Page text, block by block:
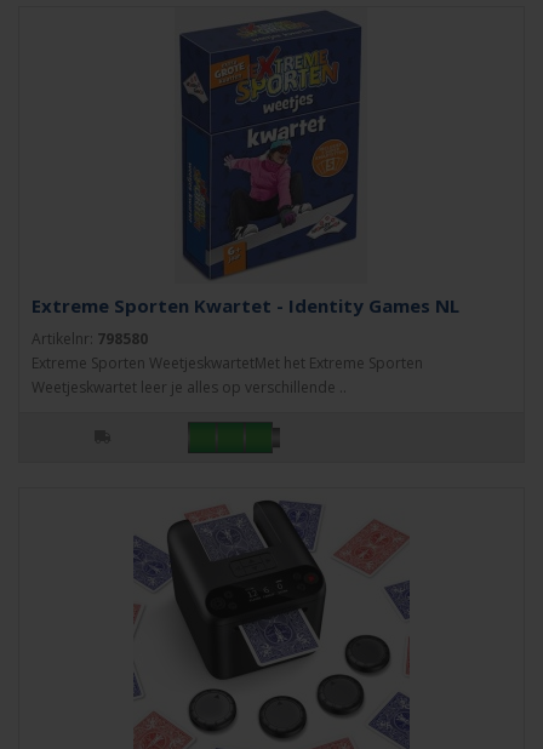
Extreme Sporten Kwartet - Identity Games NL
Artikelnr: 798580
Extreme Sporten WeetjeskwartetMet het Extreme Sporten
Weetjeskwartet leer je alles op verschillende ..